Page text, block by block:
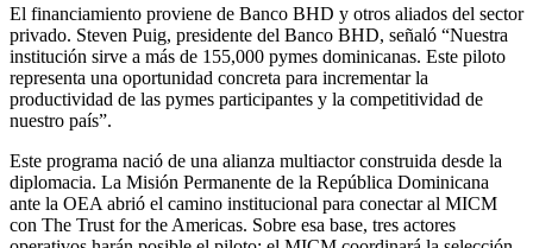
El financiamiento proviene de Banco BHD y otros aliados del sector
privado. Steven Puig, presidente del Banco BHD, señaló “Nuestra
institución sirve a más de 155,000 pymes dominicanas. Este piloto
representa una oportunidad concreta para incrementar la
productividad de las pymes participantes y la competitividad de
nuestro país”.
Este programa nació de una alianza multiactor construida desde la
diplomacia. La Misión Permanente de la República Dominicana
ante la OEA abrió el camino institucional para conectar al MICM
con The Trust for the Americas. Sobre esa base, tres actores